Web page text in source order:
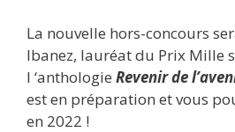
La nouvelle hors-concours
Ibanez, lauréat du Prix Mille
l ‘anthologie Revenir de
est en préparation et vous
en 2022 !